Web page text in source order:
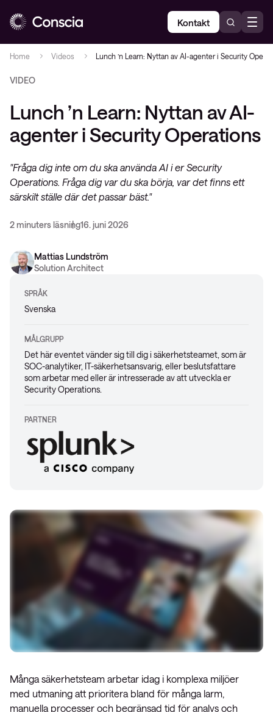
Kontakt
Home Videos Lunch ’n Learn: Nyttan av AI-agenter i Security
VIDEO
Lunch ’n Learn: Nyttan av AI-
agenter i Security Operations
"Fråga dig inte om du ska använda AI i er Security
Operations. Fråga dig var du ska börja, var det finns ett
särskilt ställe där det passar bäst."
2 minuters läsning16. juni 2026
Mattias Lundström
Solution Architect
SPRÅK
Svenska
MÅLGRUPP
Det här eventet vänder sig till dig i säkerhetsteamet, som är
SOC-analytiker, IT-säkerhetsansvarig, eller beslutsfattare
som arbetar med eller är intresserade av att utveckla er
Security Operations.
PARTNER
Många säkerhetsteam arbetar idag i komplexa miljöer
med utmaning att prioritera bland för många larm,
manuella processer och begränsad tid för analys och